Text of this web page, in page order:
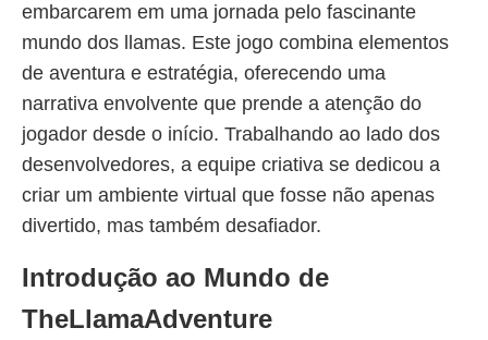
embarcarem em uma jornada pelo fascinante
mundo dos llamas. Este jogo combina elementos
de aventura e estratégia, oferecendo uma
narrativa envolvente que prende a atenção do
jogador desde o início. Trabalhando ao lado dos
desenvolvedores, a equipe criativa se dedicou a
criar um ambiente virtual que fosse não apenas
divertido, mas também desafiador.
Introdução ao Mundo de
TheLlamaAdventure